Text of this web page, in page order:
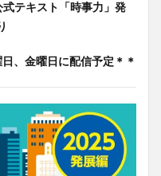
テキスト「時事力」発
日、金曜日に配信予定＊＊